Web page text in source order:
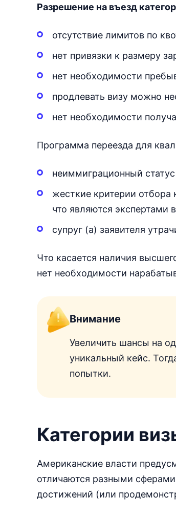
Разрешение на въезд
отсутствие лимитов по
нет привязки к размеру
нет необходимости
продлевать визу можно
нет необходимости
Программа переезда для
неиммиграционный
жесткие критерии отбора
что являются экспертами
супруг (а) заявителя
Что касается наличия
нет необходимости
Внимание
Увеличить шансы на
уникальный кейс.
попытки.
Категории
Американские власти
отличаются разными
достижений (или